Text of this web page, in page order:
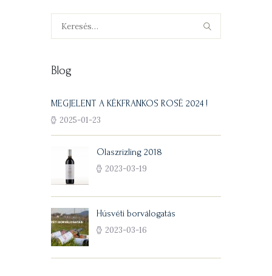
Blog
MEGJELENT A KÉKFRANKOS ROSÉ 2024 !
2025-01-23
Olaszrizling 2018
2023-03-19
Húsvéti borválogatás
2023-03-16